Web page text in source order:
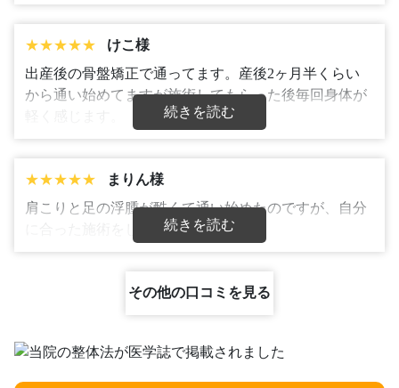
★★★★★
けこ様
出産後の骨盤矯正で通ってます。産後2ヶ月半くらい
から通い始めてますが施術してもらった後毎回身体が
続きを読む
★★★★★
まりん様
肩こりと足の浮腫が酷くて通い始めたのですが、自分
に合った施術をしっかりしてくれます
続きを読む
その他の口コミを見る